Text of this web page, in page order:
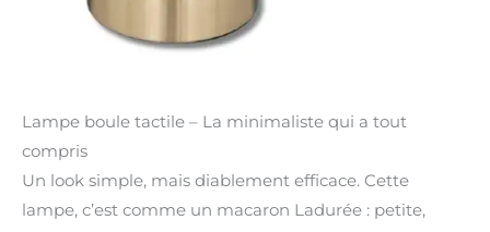
Lampe boule tactile – La minimaliste qui a tout
compris
Un look simple, mais diablement efficace. Cette
lampe, c’est comme un macaron Ladurée : petite,